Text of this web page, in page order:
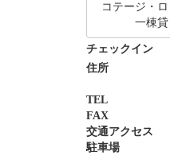
コテージ・ロ
一棟貸
チェックイン
住所
TEL
FAX
交通アクセス
駐車場